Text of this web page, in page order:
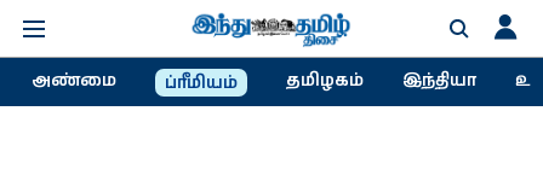
அண்மை ப்ரீமியம் தமிழகம் இந்தியா